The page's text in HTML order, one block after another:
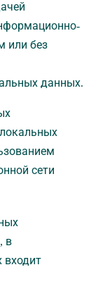
или без
данных.
сети
в
входит